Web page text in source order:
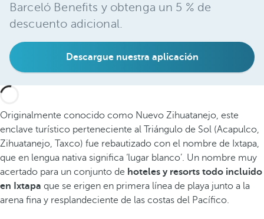
Barceló Benefits y obtenga un 5 % de
descuento adicional.
Descargue nuestra aplicación
Originalmente conocido como Nuevo Zihuatanejo, este
enclave turístico perteneciente al Triángulo de Sol (Acapulco,
Zihuatanejo, Taxco) fue rebautizado con el nombre de Ixtapa,
que en lengua nativa significa ‘lugar blanco’. Un nombre muy
acertado para un conjunto de hoteles y resorts todo incluido
en Ixtapa que se erigen en primera línea de playa junto a la
arena fina y resplandeciente de las costas del Pacífico.